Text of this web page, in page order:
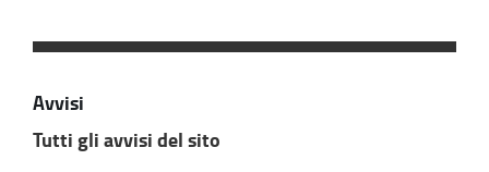
Avvisi
Tutti gli avvisi del sito